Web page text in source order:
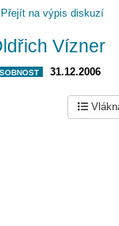
na výpis diskuzí
Vízner
31.12.2006